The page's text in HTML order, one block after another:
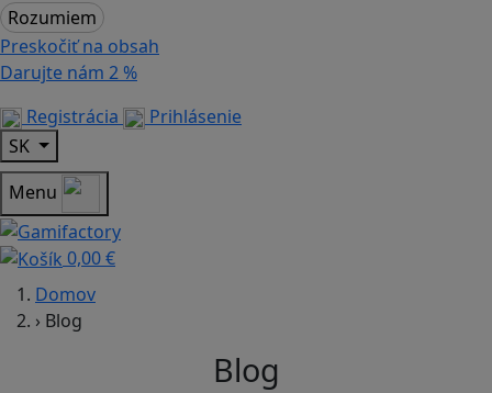
Rozumiem
Preskočiť na obsah
Darujte nám 2 %
Registrácia
Prihlásenie
SK
Menu
0,00 €
Domov
› Blog
Blog